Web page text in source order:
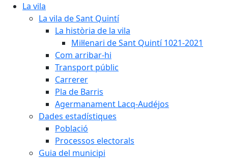
La vila
La vila de Sant Quintí
La història de la vila
Mil·lenari de Sant Quintí 1021-2021
Com arribar-hi
Transport públic
Carrerer
Pla de Barris
Agermanament Lacq-Audéjos
Dades estadístiques
Població
Processos electorals
Guia del municipi